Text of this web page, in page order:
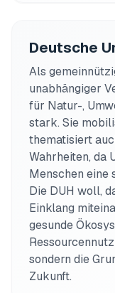
Deutsche
Als
unabhängiger
für Natur-,
stark. Sie
thematisiert
Wahrheiten, da
Menschen eine
Die DUH woll,
Einklang
gesunde
sondern die
Zukunft.